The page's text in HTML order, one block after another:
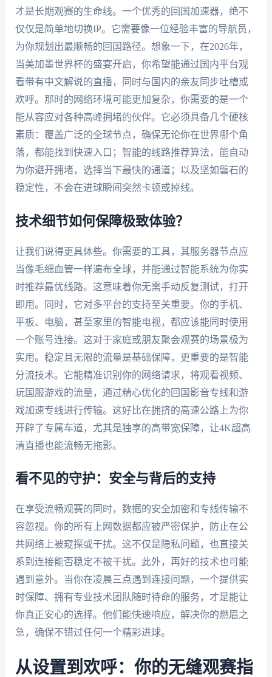
才是长期观赛的生命线。一个优秀的回国加速器，绝不
仅仅是简单地切换IP。它需要像一位经验丰富的导航员，
为你规划出最顺畅的回国路径。想象一下，在2026年，
当美加墨世界杯的盛宴开启，你希望能通过国内平台观
看带有中文解说的直播，同时与国内的亲友同步吐槽或
欢呼。那时的网络环境可能更加复杂，你需要的是一个
能从容应对各种高峰拥堵的伙伴。它必须具备几个硬核
素质：覆盖广泛的全球节点，确保无论你在世界哪个角
落，都能找到快速入口；智能的线路推荐算法，能自动
为你避开拥堵，选择当下最快的通道；以及坚如磐石的
稳定性，不会在进球瞬间突然卡顿或掉线。
技术细节如何保障极致体验？
让我们说得更具体些。你需要的工具，其服务器节点应
当像毛细血管一样遍布全球，并能通过智能系统为你实
时推荐最优线路。这意味着你无需手动反复测试，打开
即用。同时，它对多平台的支持至关重要。你的手机、
平板、电脑，甚至家里的智能电视，都应该能同时使用
一个账号连接。这对于家庭或朋友聚会观赛的场景极为
实用。稳定且无限的流量是基础保障，更重要的是智能
分流技术。它能精准识别你的网络请求，将观看视频、
玩国服游戏的流量，通过精心优化的回国影音专线和游
戏加速专线进行传输。这好比在拥挤的高速公路上为你
开辟了专属车道，尤其是独享的高带宽保障，让4K超高
清直播也能流畅无拖影。
看不见的守护：安全与背后的支持
在享受流畅观赛的同时，数据的安全加密和专线传输不
容忽视。你的所有上网数据都应被严密保护，防止在公
共网络上被窥探或干扰。这不仅是隐私问题，也直接关
系到连接能否稳定不被干扰。此外，再好的技术也可能
遇到意外。当你在凌晨三点遇到连接问题，一个提供实
时保障、拥有专业技术团队随时待命的服务，才是能让
你真正安心的选择。他们能快速响应，解决你的燃眉之
急，确保不错过任何一个精彩进球。
从设置到欢呼：你的无缝观赛指